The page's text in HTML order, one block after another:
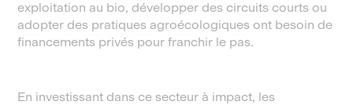
exploitation au bio, développer des circuits courts ou
adopter des pratiques agroécologiques ont besoin de
financements privés pour franchir le pas.
En investissant dans ce secteur à impact, les